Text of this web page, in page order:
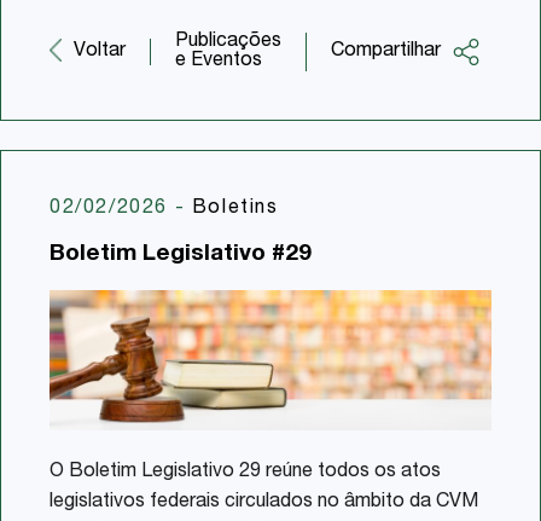
Voltar
Publicações
e Eventos
Compartilhar
Twitter
02/02/2026 - Boletins
Boletim Legislativo #29
O Boletim Legislativo 29 reúne todos os atos
legislativos federais circulados no âmbito da CVM